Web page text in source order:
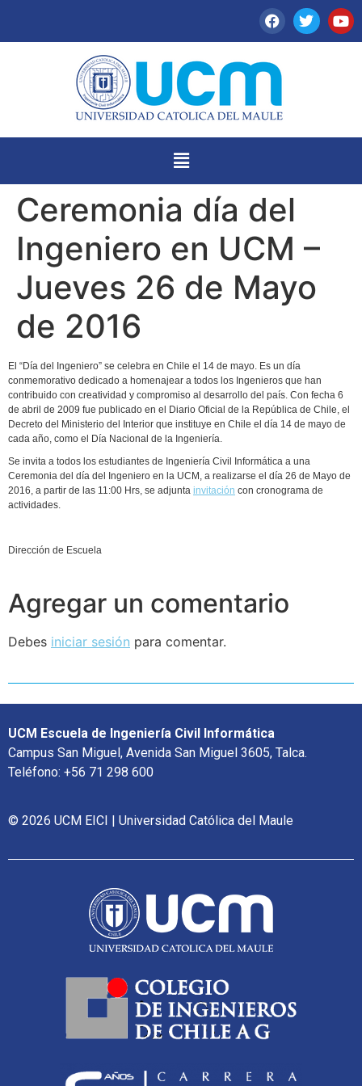
Ceremonia día del
Ingeniero en UCM –
Jueves 26 de Mayo
de 2016
El “Día del Ingeniero” se celebra en Chile el 14 de mayo. Es un día
conmemorativo dedicado a homenajear a todos los Ingenieros que han
contribuido con creatividad y compromiso al desarrollo del país. Con fecha 6
de abril de 2009 fue publicado en el Diario Oficial de la República de Chile, el
Decreto del Ministerio del Interior que instituye en Chile el día 14 de mayo de
cada año, como el Día Nacional de la Ingeniería.
Se invita a todos los estudiantes de Ingeniería Civil Informática a una
Ceremonia del día del Ingeniero en la UCM, a realizarse el día 26 de Mayo de
2016, a partir de las 11:00 Hrs, se adjunta invitación con cronograma de
actividades.
Dirección de Escuela
Agregar un comentario
Debes iniciar sesión para comentar.
UCM Escuela de Ingeniería Civil Informática
Campus San Miguel, Avenida San Miguel 3605, Talca.
Teléfono: +56 71 298 600
© 2026 UCM EICI | Universidad Católica del Maule